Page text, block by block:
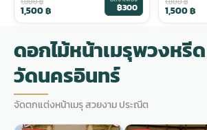
1,500฿ ฿300 1,500฿
ดอกไม้หน้าเมรุพวงหรีด
วัดนครอินทร์
จัดตกแต่งหน้าเมรุ สวยงาม ประณีต